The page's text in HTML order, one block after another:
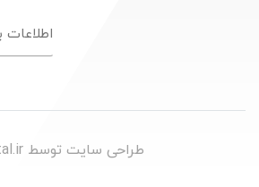
طراحی سایت توسط